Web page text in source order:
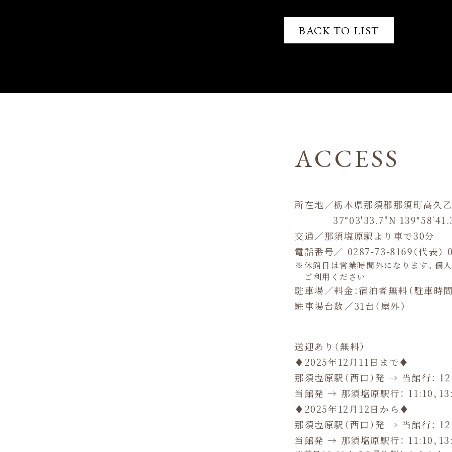
BACK TO LIST
ACCESS
所在地／栃木県那須郡那須町高久
37°03′33.7″N
交通／那須塩原駅より車で30分
電話番号／ 0287-73-8169（代表）
休館日は営業時間外になります。個
ご利用ください
駐車場／料金：宿泊者無料 （駐車時
駐車場台数／31台（屋外）
送迎あり（無料）
♦2025年12月11日まで♦
那須塩原駅（西口）発 → 当館行：
当館発 → 那須塩原駅行： 11:10、
♦2025年12月12日から♦
那須塩原駅（西口）発 → 当館行：
当館発 → 那須塩原駅行： 11:10、